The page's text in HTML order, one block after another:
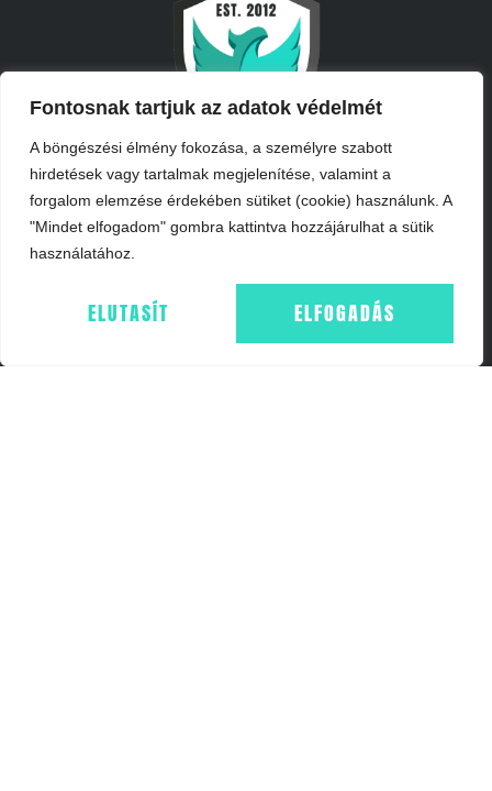
Fontosnak tartjuk az adatok védelmét
A böngészési élmény fokozása, a személyre szabott
hirdetések vagy tartalmak megjelenítése, valamint a
forgalom elemzése érdekében sütiket (cookie) használunk. A
"Mindet elfogadom" gombra kattintva hozzájárulhat a sütik
használatához.
ELUTASÍT ELFOGADÁS